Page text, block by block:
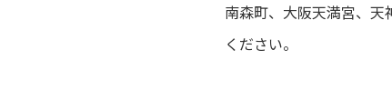
南森町、大阪天満宮、
ください。